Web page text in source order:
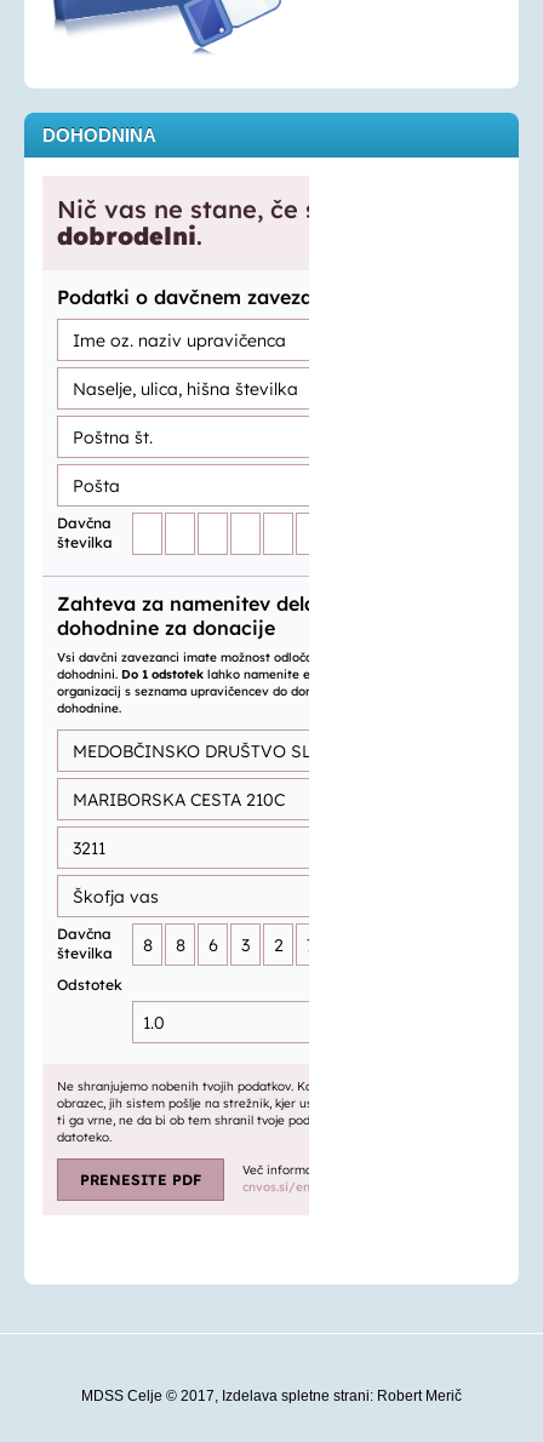
DOHODNINA
MDSS Celje © 2017, Izdelava spletne strani: Robert Merič